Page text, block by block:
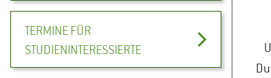
TERMINE FÜR
STUDIENINTERESSIERTE